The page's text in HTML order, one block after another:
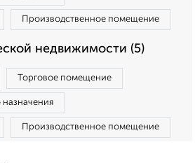
Производственное помещение
недвижимости (5)
Торговое помещение
Производственное помещение